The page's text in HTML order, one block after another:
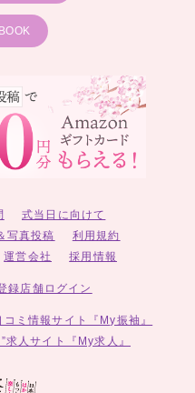
式当日に向けて
写真投稿
利用規約
運営会社 採用情報
録店舗ログイン
ミ情報サイト『My振袖』
求人サイト『My求人』